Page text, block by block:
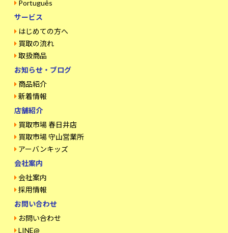
Português
サービス
はじめての方へ
買取の流れ
取扱商品
お知らせ・ブログ
商品紹介
新着情報
店舗紹介
買取市場 春日井店
買取市場 守山営業所
アーバンキッズ
会社案内
会社案内
採用情報
お問い合わせ
お問い合わせ
LINE@